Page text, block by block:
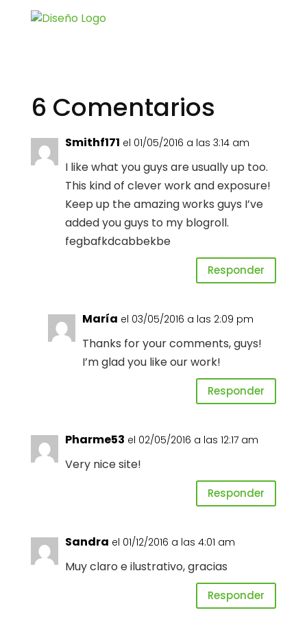
6 Comentarios
Smithf171 el 01/05/2016 a las 3:14 am
I like what you guys are usually up too.
This kind of clever work and exposure!
Keep up the amazing works guys I’ve
added you guys to my blogroll.
fegbafkdcabbekbe
Responder
María el 03/05/2016 a las 2:09 pm
Thanks for your comments, guys!
I’m glad you like our work!
Responder
Pharme53 el 02/05/2016 a las 12:17 am
Very nice site!
Responder
Sandra el 01/12/2016 a las 4:01 am
Muy claro e ilustrativo, gracias
Responder